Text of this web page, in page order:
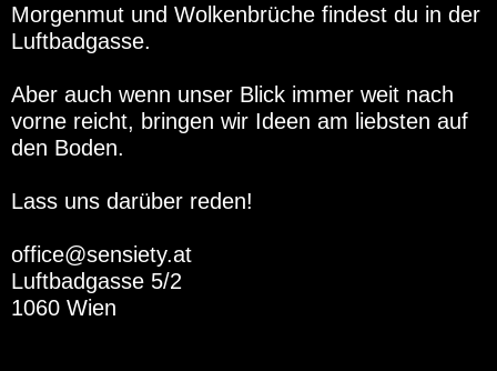
Morgenmut und Wolkenbrüche findest du in der
Luftbadgasse.
Aber auch wenn unser Blick immer weit nach
vorne reicht, bringen wir Ideen am liebsten auf
den Boden.
Lass uns darüber reden!
office@sensiety.at
Luftbadgasse 5/2
1060 Wien